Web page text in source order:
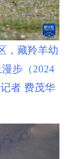
，藏羚羊幼
步 （2024
者 费茂华